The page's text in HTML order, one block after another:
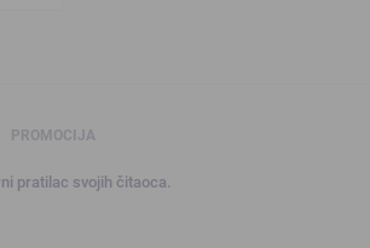
PROMOCIJA
pratilac svojih čitaoca.